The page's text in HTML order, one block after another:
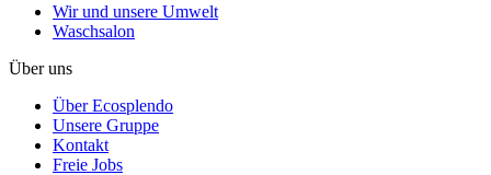
Wir und unsere Umwelt
Waschsalon
Über uns
Über Ecosplendo
Unsere Gruppe
Kontakt
Freie Jobs